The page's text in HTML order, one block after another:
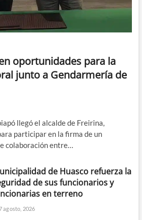
oportunidades para la
junto a Gendarmería de
llegó el alcalde de Freirina,
participar en la firma de un
colaboración entre…
de Huasco refuerza la
de sus funcionarios y
en terreno
agosto, 2026